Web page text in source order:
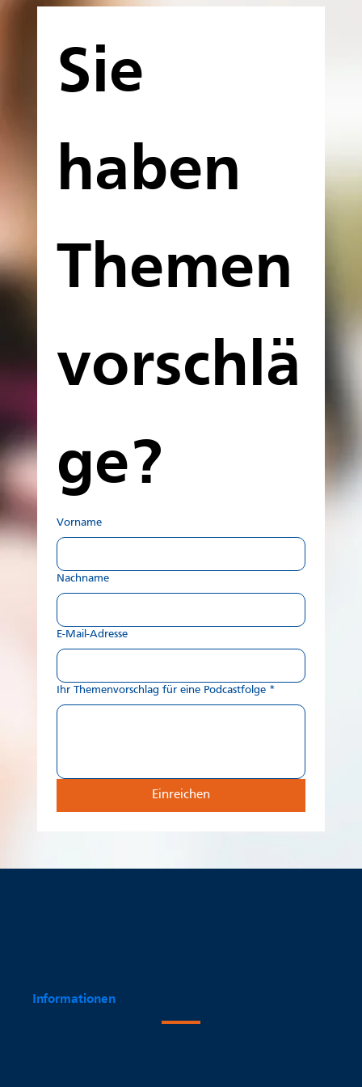
Sie
haben
Themen
vorschlä
ge?
Vorname
Nachname
E-Mail-Adresse
Ihr Themenvorschlag für eine Podcastfolge *
Einreichen
Informationen